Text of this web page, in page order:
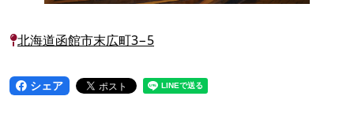
北海道函館市末広町3−5
シェア